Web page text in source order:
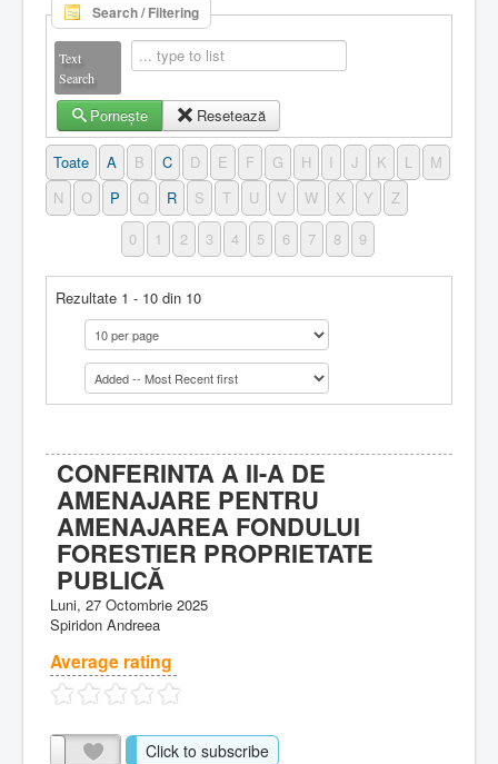
Search / Filtering
Text
Search
Pornește Resetează
Toate A B C D E F G H I J K L
M
N
O P Q R S T U V W X Y
Z
0
1 2 3 4 5 6 7 8 9
Rezultate 1 - 10 din 10
CONFERINTA A II-A DE
AMENAJARE PENTRU
AMENAJAREA FONDULUI
FORESTIER PROPRIETATE
PUBLICĂ
Luni, 27 Octombrie 2025
Spiridon Andreea
Average rating
Click to subscribe